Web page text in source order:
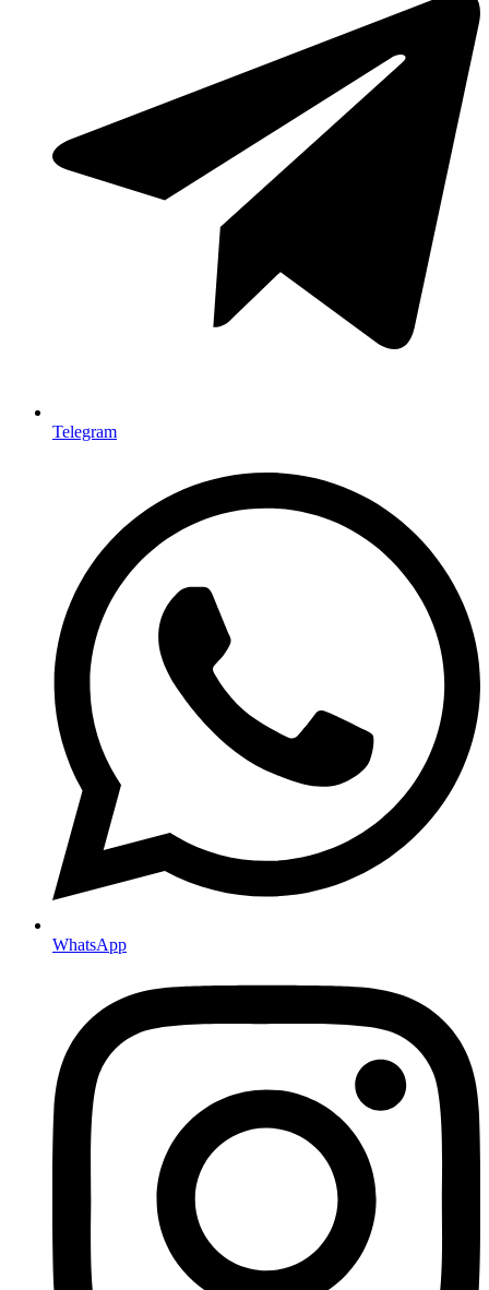
Telegram
WhatsApp